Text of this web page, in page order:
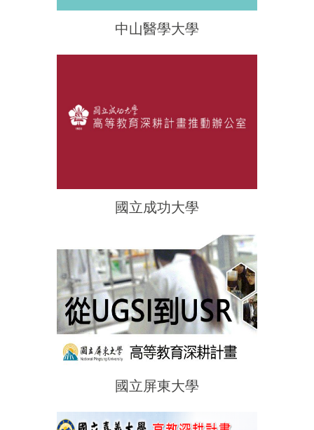
中山醫學大學
國立成功大學
國立屏東大學